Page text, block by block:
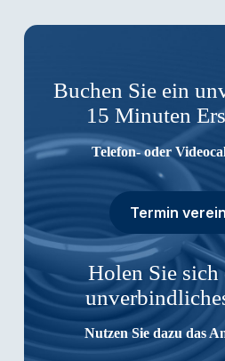
Buchen Sie ein
15 Minuten
Telefon- oder
Termin
Holen Sie
Nutzen Sie dazu das